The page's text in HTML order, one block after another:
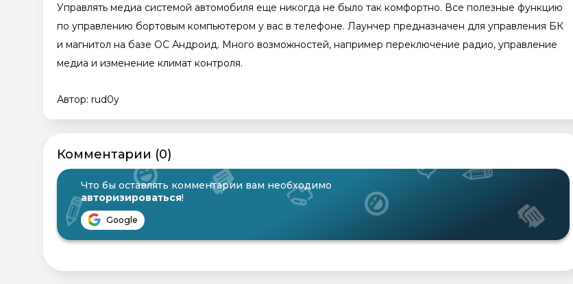
Управлять медиа системой автомобиля еще никогда не было так комфортно. Все полезные функцию
по управлению бортовым компьютером у вас в телефоне. Лаунчер предназначен для управления БК
и магнитол на базе ОС Андроид. Много возможностей, например переключение радио, управление
медиа и изменение климат контроля.
Автор: rud0y
Комментарии (0)
Что бы оставлять комментарии вам необходимо
авторизироваться!
Google